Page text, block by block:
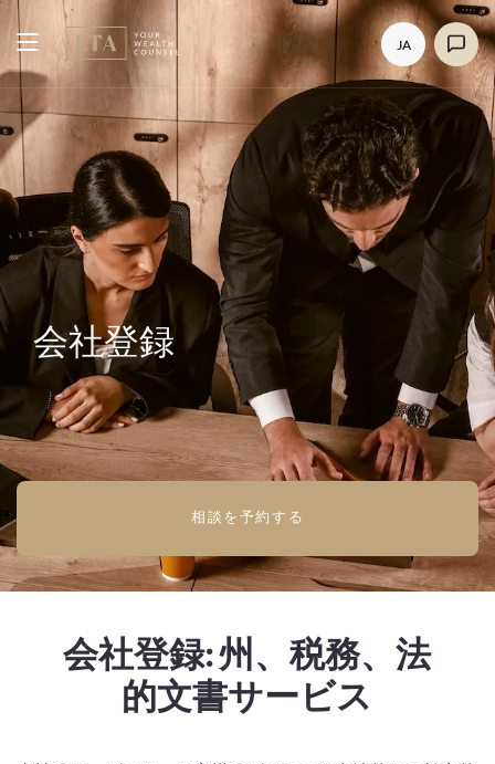
JA
会社登録
相談を予約する
会社登録: 州、税務、法
的文書サービス